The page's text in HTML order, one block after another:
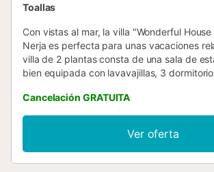
Toallas
Con vistas al mar, la villa "Wonderful
Nerja es perfecta para unas vacaciones
villa de 2 plantas consta de una sala de
bien equipada con lavavajillas, 3
personas (incluyendo adultos, niños y
servicios adicionales incluyen Wi-Fi, aire
lavadora y televisión. Lo más destacado de
alojamiento es su zona exterior privada con
balcón, barbacoa y ducha exterior.
Cancelación GRATUITA
Ver oferta